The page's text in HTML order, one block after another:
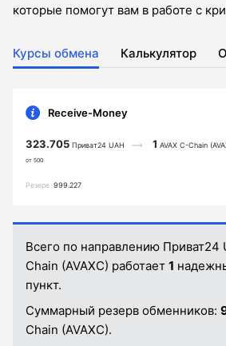
которые помогут вам в работе с
Курсы обмена Калькулятор
Receive-Money
323.705 Приват24 UAH
от 500
1 AVAX C-Chain
Резерв 999.227
Всего по направлению Приват24
Chain (AVAXC) работает 1
пункт.
Суммарный резерв обменников:
Chain (AVAXC).